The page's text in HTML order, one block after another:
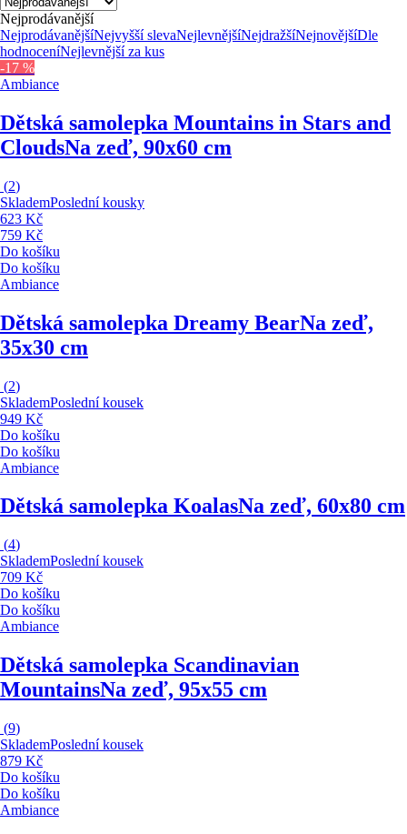
Nejprodávanější
NejprodávanějšíNejvyšší slevaNejlevnějšíNejdražšíNejnovějšíDle
hodnoceníNejlevnější za kus
-17 %
Ambiance
Dětská samolepka Mountains in Stars and
CloudsNa zeď, 90x60 cm
(2)
SklademPoslední kousky
623 Kč
759 Kč
Do košíku
Do košíku
Ambiance
Dětská samolepka Dreamy BearNa zeď,
35x30 cm
(2)
SklademPoslední kousek
949 Kč
Do košíku
Do košíku
Ambiance
Dětská samolepka KoalasNa zeď, 60x80 cm
(4)
SklademPoslední kousek
709 Kč
Do košíku
Do košíku
Ambiance
Dětská samolepka Scandinavian
MountainsNa zeď, 95x55 cm
(9)
SklademPoslední kousek
879 Kč
Do košíku
Do košíku
Ambiance